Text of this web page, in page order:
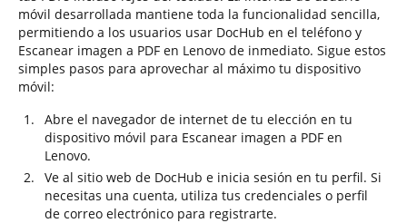
móvil desarrollada mantiene toda la funcionalidad sencilla,
permitiendo a los usuarios usar DocHub en el teléfono y
Escanear imagen a PDF en Lenovo de inmediato. Sigue estos
simples pasos para aprovechar al máximo tu dispositivo
móvil:
Abre el navegador de internet de tu elección en tu
dispositivo móvil para Escanear imagen a PDF en
Lenovo.
Ve al sitio web de DocHub e inicia sesión en tu perfil. Si
necesitas una cuenta, utiliza tus credenciales o perfil
de correo electrónico para registrarte.